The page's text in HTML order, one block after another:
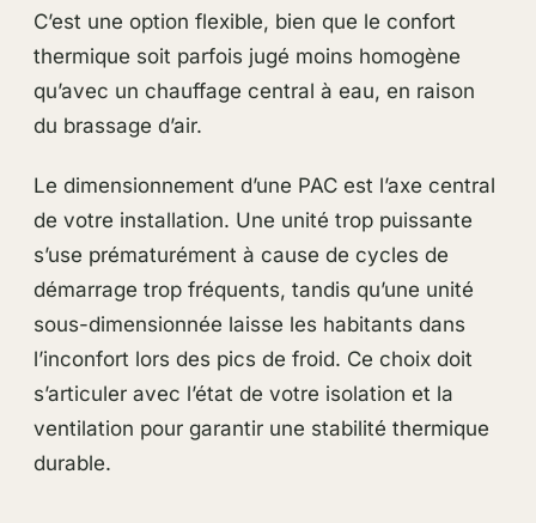
C’est une option flexible, bien que le confort
thermique soit parfois jugé moins homogène
qu’avec un chauffage central à eau, en raison
du brassage d’air.
Le dimensionnement d’une PAC est l’axe central
de votre installation. Une unité trop puissante
s’use prématurément à cause de cycles de
démarrage trop fréquents, tandis qu’une unité
sous-dimensionnée laisse les habitants dans
l’inconfort lors des pics de froid. Ce choix doit
s’articuler avec l’état de votre isolation et la
ventilation pour garantir une stabilité thermique
durable.